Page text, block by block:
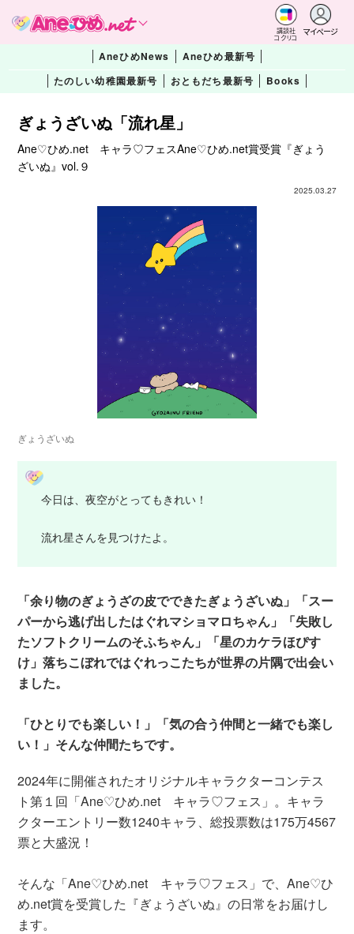
講談社
コクリコ
マイページ
AneひめNews
Aneひめ最新号
たのしい幼稚園最新号
おともだち最新号 Books
ぎょうざいぬ「流れ星」
Ane♡ひめ.net キャラ♡フェスAne♡ひめ.net賞受賞『ぎょう
ざいぬ』vol.９
2025.03.27
ぎょうざいぬ
今日は、夜空がとってもきれい！
流れ星さんを見つけたよ。
「余り物のぎょうざの皮でできたぎょうざいぬ」「スー
パーから逃げ出したはぐれマショマロちゃん」「失敗し
たソフトクリームのそふちゃん」「星のカケラほぴす
け」落ちこぼれではぐれっこたちが世界の片隅で出会い
ました。
「ひとりでも楽しい！」「気の合う仲間と一緒でも楽し
い！」そんな仲間たちです。
2024年に開催されたオリジナルキャラクターコンテス
ト第１回「Ane♡ひめ.net キャラ♡フェス」。キャラ
クターエントリー数1240キャラ、総投票数は175万4567
票と大盛況！
そんな「Ane♡ひめ.net キャラ♡フェス」で、Ane♡ひ
め.net賞を受賞した『ぎょうざいぬ』の日常をお届けし
ます。